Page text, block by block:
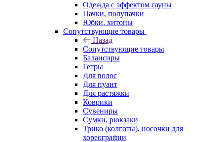
Одежда с эффектом сауны
Пачки, полупачки
Юбки, хитоны
Сопутствующие товары
Назад
Сопутствующие товары
Балансиры
Гетры
Для волос
Для пуант
Для растяжки
Коврики
Сувениры
Сумки, рюкзаки
Трико (колготы), носочки для
хореографии